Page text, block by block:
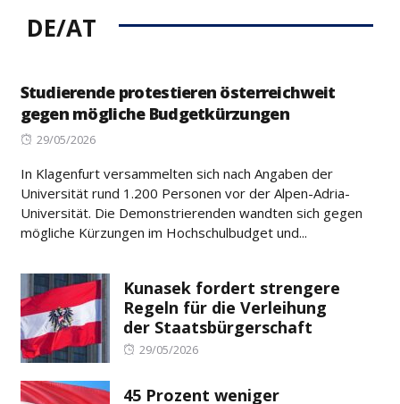
DE/AT
Studierende protestieren österreichweit
gegen mögliche Budgetkürzungen
Posted
29/05/2026
In Klagenfurt versammelten sich nach Angaben der
Universität rund 1.200 Personen vor der Alpen-Adria-
Universität. Die Demonstrierenden wandten sich gegen
mögliche Kürzungen im Hochschulbudget und...
Kunasek fordert strengere
Regeln für die Verleihung
der Staatsbürgerschaft
Posted
29/05/2026
45 Prozent weniger